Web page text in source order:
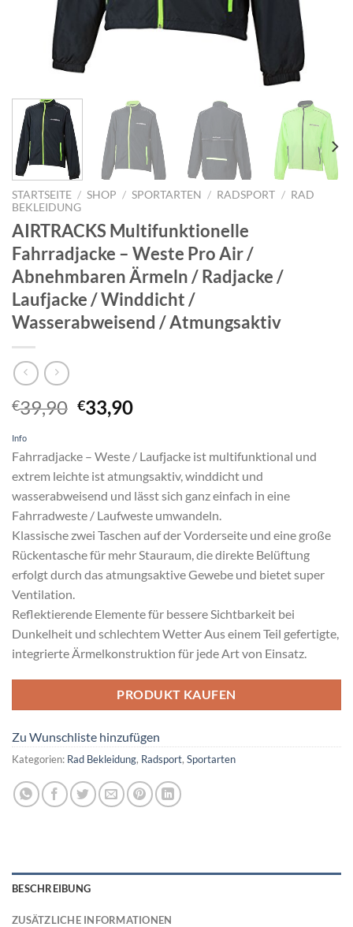
STARTSEITE / SHOP / SPORTARTEN / RADSPORT / RAD
BEKLEIDUNG
AIRTRACKS Multifunktionelle
Fahrradjacke – Weste Pro Air /
Abnehmbaren Ärmeln / Radjacke /
Laufjacke / Winddicht /
Wasserabweisend / Atmungsaktiv
€39,90 Ursprünglicher
Preis
€39,90
€33,90Aktueller
€33,90.
Info
Fahrradjacke – Weste / Laufjacke ist multifunktional und
extrem leichte ist atmungsaktiv, winddicht und
wasserabweisend und lässt sich ganz einfach in eine
Fahrradweste / Laufweste umwandeln.
Klassische zwei Taschen auf der Vorderseite und eine große
Rückentasche für mehr Stauraum, die direkte Belüftung
erfolgt durch das atmungsaktive Gewebe und bietet super
Ventilation.
Reflektierende Elemente für bessere Sichtbarkeit bei
Dunkelheit und schlechtem Wetter Aus einem Teil gefertigte,
integrierte Ärmelkonstruktion für jede Art von Einsatz.
PRODUKT KAUFEN
Zu Wunschliste hinzufügen
Kategorien: Rad Bekleidung, Radsport, Sportarten
BESCHREIBUNG
ZUSÄTZLICHE INFORMATIONEN